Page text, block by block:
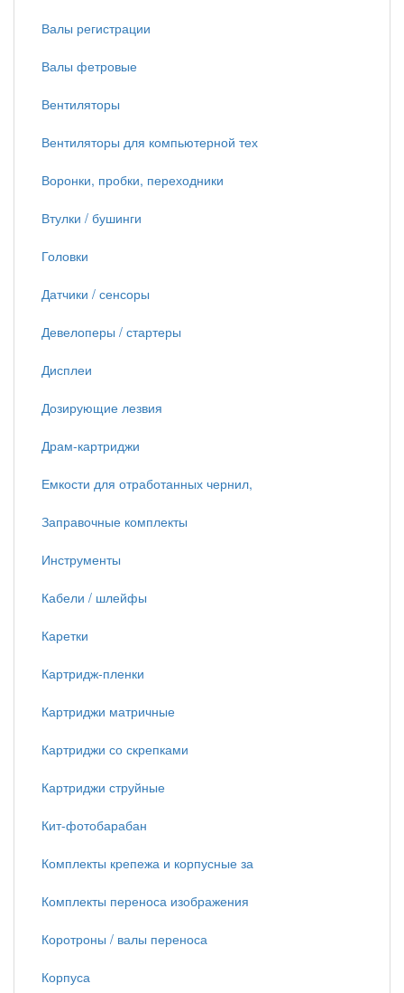
Валы регистрации
Валы фетровые
Вентиляторы
Вентиляторы для компьютерной тех
Воронки, пробки, переходники
Втулки / бушинги
Головки
Датчики / сенсоры
Девелоперы / стартеры
Дисплеи
Дозирующие лезвия
Драм-картриджи
Емкости для отработанных чернил,
Заправочные комплекты
Инструменты
Кабели / шлейфы
Каретки
Картридж-пленки
Картриджи матричные
Картриджи со скрепками
Картриджи струйные
Кит-фотобарабан
Комплекты крепежа и корпусные за
Комплекты переноса изображения
Коротроны / валы переноса
Корпуса